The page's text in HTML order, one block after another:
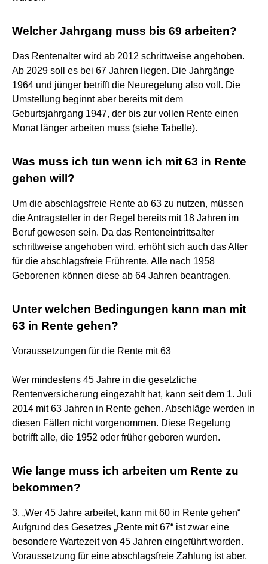
Welcher Jahrgang muss bis 69 arbeiten?
Das Rentenalter wird ab 2012 schrittweise angehoben.
Ab 2029 soll es bei 67 Jahren liegen. Die Jahrgänge
1964 und jünger betrifft die Neuregelung also voll. Die
Umstellung beginnt aber bereits mit dem
Geburtsjahrgang 1947, der bis zur vollen Rente einen
Monat länger arbeiten muss (siehe Tabelle).
Was muss ich tun wenn ich mit 63 in Rente
gehen will?
Um die abschlagsfreie Rente ab 63 zu nutzen, müssen
die Antragsteller in der Regel bereits mit 18 Jahren im
Beruf gewesen sein. Da das Renteneintrittsalter
schrittweise angehoben wird, erhöht sich auch das Alter
für die abschlagsfreie Frührente. Alle nach 1958
Geborenen können diese ab 64 Jahren beantragen.
Unter welchen Bedingungen kann man mit
63 in Rente gehen?
Voraussetzungen für die Rente mit 63
Wer mindestens 45 Jahre in die gesetzliche
Rentenversicherung eingezahlt hat, kann seit dem 1. Juli
2014 mit 63 Jahren in Rente gehen. Abschläge werden in
diesen Fällen nicht vorgenommen. Diese Regelung
betrifft alle, die 1952 oder früher geboren wurden.
Wie lange muss ich arbeiten um Rente zu
bekommen?
3. „Wer 45 Jahre arbeitet, kann mit 60 in Rente gehen“
Aufgrund des Gesetzes „Rente mit 67“ ist zwar eine
besondere Wartezeit von 45 Jahren eingeführt worden.
Voraussetzung für eine abschlagsfreie Zahlung ist aber,